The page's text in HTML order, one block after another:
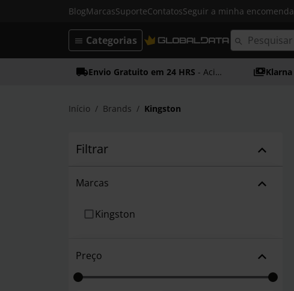
BlogMarcasSuporteContatosSeguir a minha encomenda
Categorias
Envio Gratuito em 24 HRS - Acima dos 50€ Klarna
Início Brands Kingston
Filtrar
Marcas
Kingston
Preço